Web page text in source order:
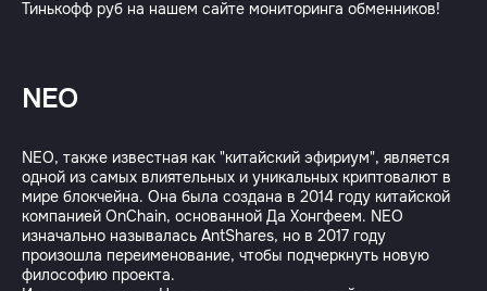
NEO
NEO, также известная как "китайский эфириум", является
одной из самых влиятельных и уникальных криптовалют в
мире блокчейна. Она была создана в 2014 году китайской
компанией OnChain, основанной Да Хонгфеем. NEO
изначально называлась AntShares, но в 2017 году
произошла переименование, чтобы подчеркнуть новую
философию проекта.